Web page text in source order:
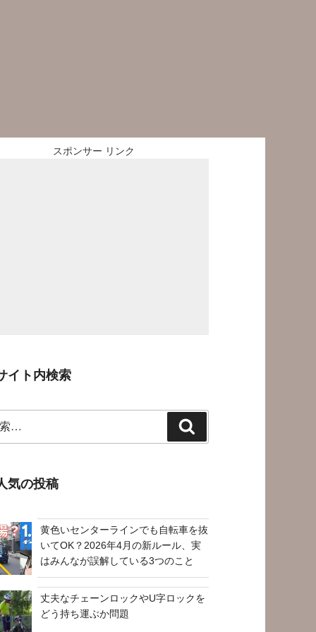
スポンサー リンク
イト内検索
索
気の投稿
黄色いセンターラインでも自転車を抜
いてOK？2026年4月の新ルール、実
はみんなが誤解している3つのこと
丈夫なチェーンロックやU字ロックを
どう持ち運ぶか問題